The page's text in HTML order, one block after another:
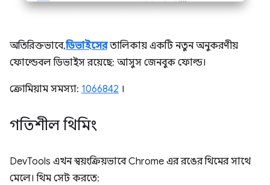
অতিরিক্তভাবে,ডিভাইসেরতালিকায় একটি নতুন অনুকরণীয়
ফোল্ডেবল ডিভাইস রয়েছে: আসুস জেনবুক ফোল্ড।
ক্রোমিয়াম সমস্যা: 1066842 ।
গতিশীল থিমিং
DevTools এখন স্বয়ংক্রিয়ভাবে Chrome এর রঙের থিমের সাথে
মেলে। থিম সেট করতে: